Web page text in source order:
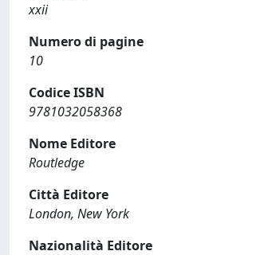
xxii
Numero di pagine
10
Codice ISBN
9781032058368
Nome Editore
Routledge
Città Editore
London, New York
Nazionalità Editore